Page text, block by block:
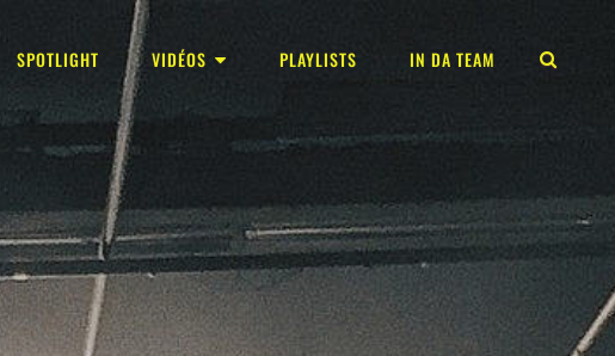
SPOTLIGHT VIDÉOS PLAYLISTS IN DA TEAM